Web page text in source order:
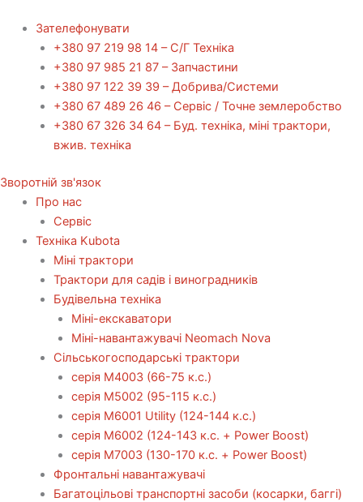
Зателефонувати
+380 97 219 98 14 – С/Г Техніка
+380 97 985 21 87 – Запчастини
+380 97 122 39 39 – Добрива/Cистеми
+380 67 489 26 46 – Сервіс / Точне землеробство
+380 67 326 34 64 – Буд. техніка, міні трактори,
вжив. техніка
Зворотній зв'язок
Про нас
Сервіс
Технiка Kubota
Міні трактори
Трактори для садів і виноградників
Будівельна техніка
Міні-екскаватори
Міні-навантажувачі Neomach Nova
Сільськогосподарські трактори
серія М4003 (66-75 к.с.)
серія М5002 (95-115 к.с.)
серія M6001 Utility (124-144 к.с.)
серія М6002 (124-143 к.с. + Power Boost)
серія М7003 (130-170 к.с. + Power Boost)
Фронтальні навантажувачі
Багатоцільові транспортні засоби (косарки, баггі)